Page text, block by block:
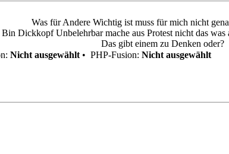
Was für Andere Wichtig ist muss für mich nicht
Bin Dickkopf Unbelehrbar mache aus Protest nicht das
Das gibt einem zu Denken oder?
Nicht ausgewählt • PHP-Fusion: Nicht ausgewählt